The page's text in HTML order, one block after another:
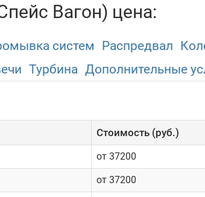
Вагон) цена:
систем Распредвал
Турбина Дополнительные
Cтоимость (руб.)
от 37200
от 37200